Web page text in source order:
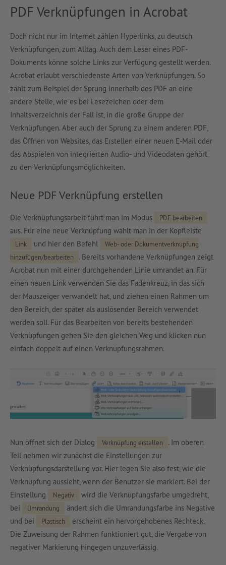
PDF Verknüpfungen in Acrobat
Doch nicht nur im Internet zählen Hyperlinks, zu deutsch
Verknüpfungen, zum Alltag. Auch dem Leser eines PDF-
Dokuments könne solche Links zur Verfügung gestellt werden.
Acrobat erlaubt verschiedenste Arten von Verknüpfungen. So
zählt zum Beispiel der Sprung innerhalb des PDF an eine
andere Stelle, wie es bei Lesezeichen oder dem
Inhaltsverzeichnis der Fall ist, in die große Gruppe der
Verknüpfungen. Aber auch der Sprung zu einem anderen PDF,
das Öffnen von Websites, das Erstellen einer neuen E-Mail oder
das Abspielen von integrierten Audio- und Videodaten gehört
zu den Verknüpfungsmöglichkeiten.
Neue PDF Verknüpfung erstellen
Die Verknüpfungsarbeit führt man im Modus PDF bearbeiten
aus. Für eine neue Verknüpfung wählt man in der Kopfleiste
Link und hier den Befehl
Web- oder Dokumentverknüpfung
hinzufügen/bearbeiten
. Bereits vorhandene Verknüpfungen zeigt
Acrobat nun mit einer durchgehenden Linie umrandet an. Für
einen neuen Link verwenden Sie das Fadenkreuz, in das sich
der Mauszeiger verwandelt hat, und ziehen einen Rahmen um
den Bereich, der später als auslösender Bereich verwendet
werden soll. Für das Bearbeiten von bereits bestehenden
Verknüpfungen gehen Sie den gleichen Weg und klicken nun
einfach doppelt auf einen Verknüpfungsrahmen.
Nun öffnet sich der Dialog Verknüpfung erstellen
. Im oberen
Teil nehmen wir zunächst die Einstellungen zur
Verknüpfungsdarstellung vor. Hier legen Sie also fest, wie die
Verknüpfung aussieht, wenn der Benutzer sie markiert. Bei der
Einstellung
Negativ
wird die Verknüpfungsfarbe umgedreht,
bei
Umrandung
ändert sich die Umrandungsfarbe ins Negative
und bei
Plastisch
erscheint ein hervorgehobenes Rechteck.
Die Zuweisung der Rahmen funktioniert gut, die Vergabe von
negativer Markierung hingegen unzuverlässig.